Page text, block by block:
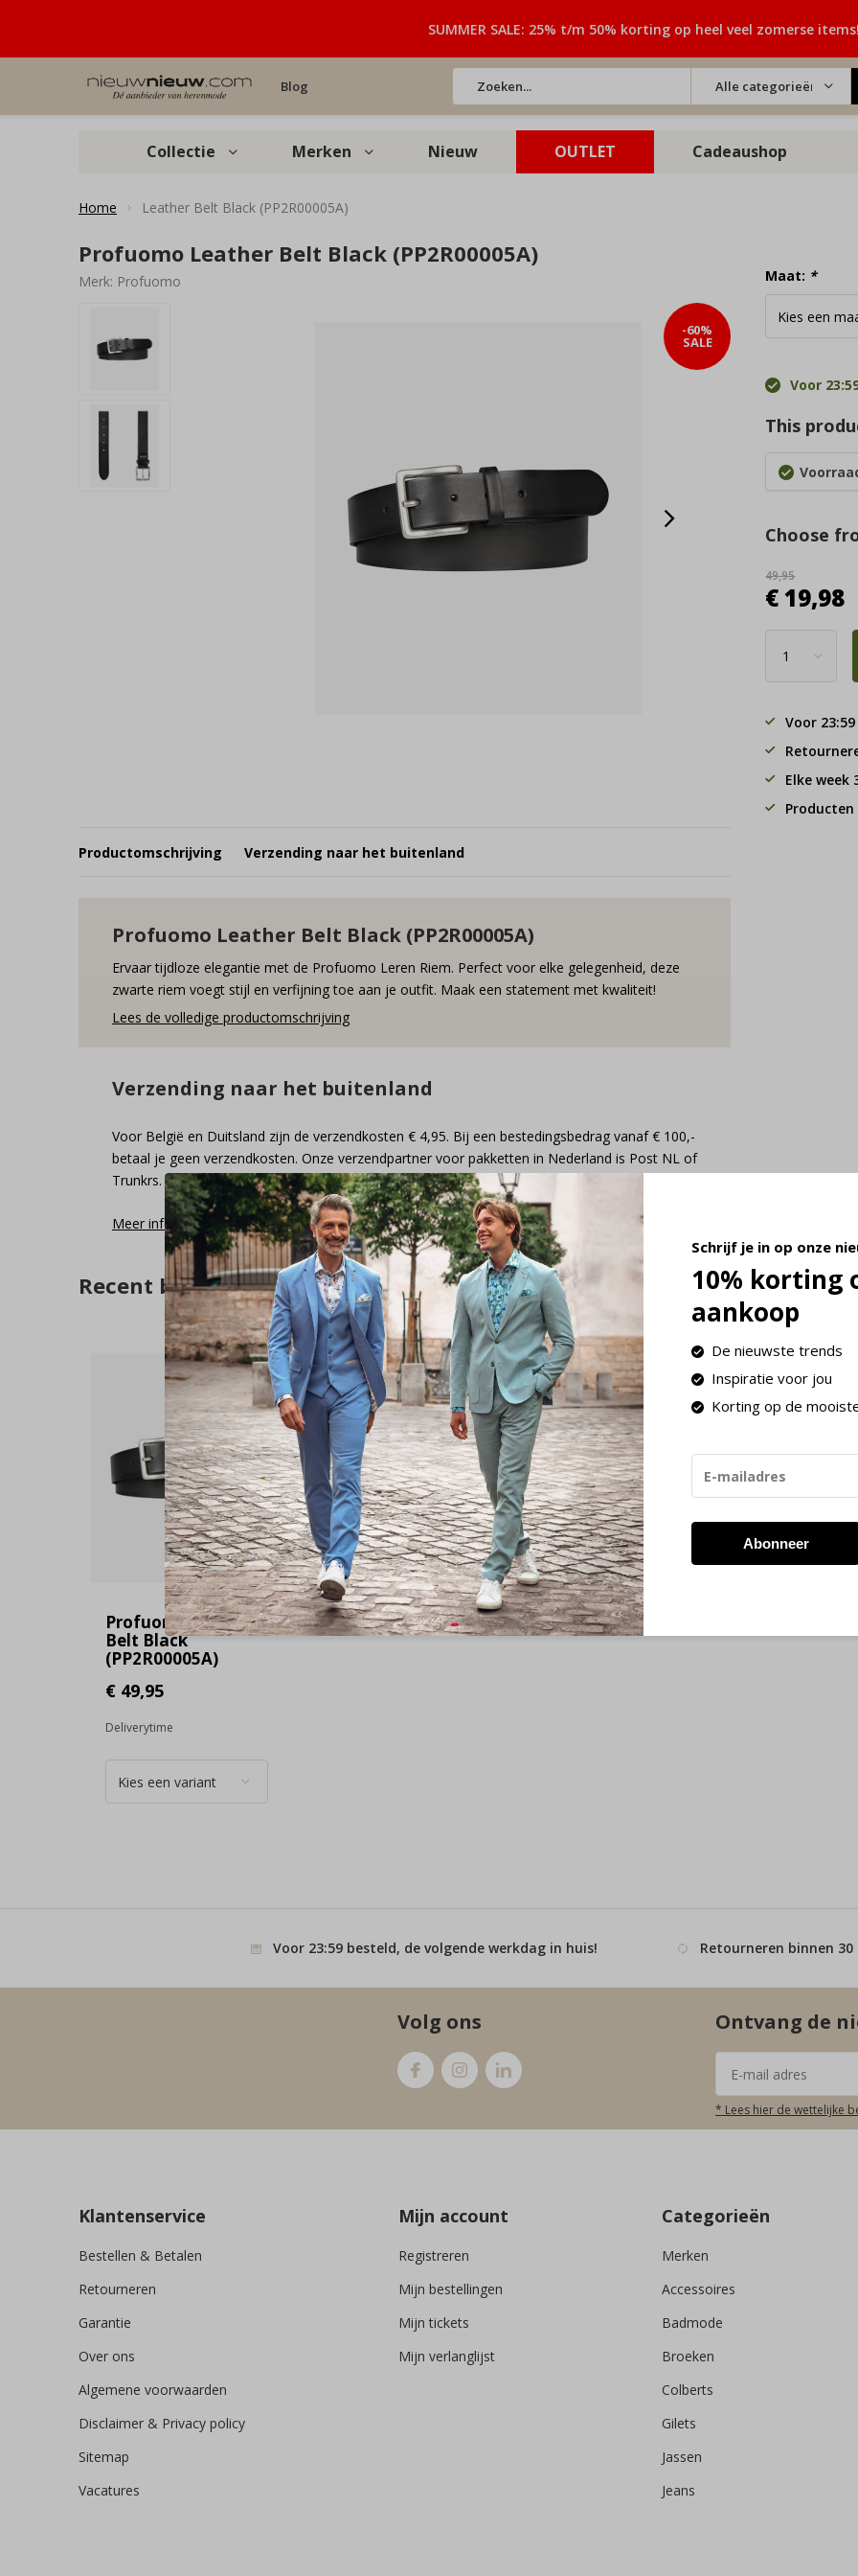
Blog Alle categorieën
SUMMER SALE: 25% t/m 50% korting op heel veel zomerse items!
Collectie Merken Nieuw OUTLET Cadeaushop
Home Leather Belt Black (PP2R00005A)
Profuomo Leather Belt Black (PP2R00005A)
Merk: Profuomo
-60%
SALE
Maat: *
Voor
This
Choose
49,95
€ 19,98
Voor
Elke week
Productomschrijving Verzending naar het buitenland
Profuomo Leather Belt Black (PP2R00005A)
Ervaar tijdloze elegantie met de Profuomo Leren Riem. Perfect voor elke gelegenheid, deze
zwarte riem voegt stijl en verfijning toe aan je outfit. Maak een statement met kwaliteit!
Lees de volledige productomschrijving
Verzending naar het buitenland
Voor België en Duitsland zijn de verzendkosten € 4,95. Bij een bestedingsbedrag vanaf € 100,-
betaal je geen verzendkosten. Onze verzendpartner voor pakketten in Nederland is Post NL of
Trunkrs.
Meer informatie
Recent bekeken
Profuomo Leather
Belt Black
(PP2R00005A)
€ 49,95
Deliverytime
Schrijf je in op onze
10% korting
aankoop
De nieuwste trends
Inspiratie voor jou
Korting op de
Abonneer
Voor 23:59 besteld, de volgende werkdag in huis! Retourneren binnen 30
Volg ons Ontvang de
* Lees hier de wettelijke
Klantenservice
Bestellen & Betalen
Retourneren
Garantie
Over ons
Algemene voorwaarden
Disclaimer & Privacy policy
Sitemap
Vacatures
Mijn account
Registreren
Mijn bestellingen
Mijn tickets
Mijn verlanglijst
Categorieën
Merken
Accessoires
Badmode
Broeken
Colberts
Gilets
Jassen
Jeans